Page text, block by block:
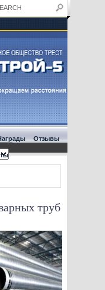
Отзывы
труб